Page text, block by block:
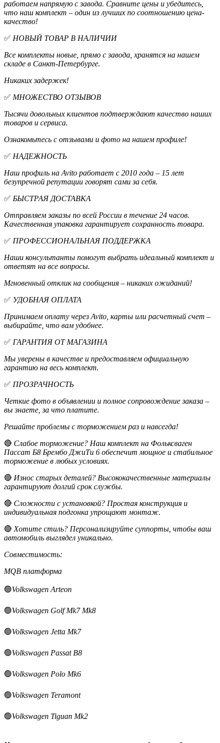
работаем напрямую с завода. Сравните цены и убедитесь,
что наш комплект – один из лучших по соотношению цена-
качество!
✅ НОВЫЙ ТОВАР В НАЛИЧИИ
Все комплекты новые, прямо с завода, хранятся на нашем
складе в Санкт-Петербурге.
Никаких задержек!
✅ МНОЖЕСТВО ОТЗЫВОВ
Тысячи довольных клиентов подтверждают качество наших
товаров и сервиса.
Ознакомьтесь с отзывами и фото на нашем профиле!
✅ НАДЕЖНОСТЬ
Наш профиль на Avito работает с 2010 года – 15 лет
безупречной репутации говорят сами за себя.
✅ БЫСТРАЯ ДОСТАВКА
Отправляем заказы по всей России в течение 24 часов.
Качественная упаковка гарантирует сохранность товара.
✅ ПРОФЕССИОНАЛЬНАЯ ПОДДЕРЖКА
Наши консультанты помогут выбрать идеальный комплект и
ответят на все вопросы.
Мгновенный отклик на сообщения – никаких ожиданий!
✅ УДОБНАЯ ОПЛАТА
Принимаем оплату через Avito, карты или расчетный счет –
выбирайте, что вам удобнее.
✅ ГАРАНТИЯ ОТ МАГАЗИНА
Мы уверены в качестве и предоставляем официальную
гарантию на весь комплект.
✅ ПРОЗРАЧНОСТЬ
Четкие фото в объявлении и полное сопровождение заказа –
вы знаете, за что платите.
Решайте проблемы с торможением раз и навсегда!
🔴 Слабое торможение? Наш комплект на Фольксваген
Пассат Б8 Брембо ДжиТи 6 обеспечит мощное и стабильное
торможение в любых условиях.
🔴 Износ старых деталей? Высококачественные материалы
гарантируют долгий срок службы.
🔴 Сложности с установкой? Простая конструкция и
индивидуальная подгонка упрощают монтаж.
🔴 Хотите стиль? Персонализируйте суппорты, чтобы ваш
автомобиль выглядел уникально.
Совместимость:
MQB платформа
🟢Volkswagen Arteon
🟢Volkswagen Golf Mk7 Mk8
🟢Volkswagen Jetta Mk7
🟢Volkswagen Passat B8
🟢Volkswagen Polo Mk6
🟢Volkswagen Teramont
🟢Volkswagen Tiguan Mk2